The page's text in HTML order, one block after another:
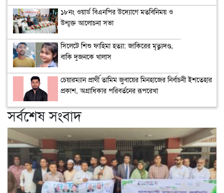
১৮নং ওয়ার্ড বিএনপির উদ্যোগে মতবিনিময় ও
উন্মুক্ত আলোচনা সভা
সিলেটে শিশু ফাহিমা হত্যা: জাকিরের মৃত্যুদণ্ড,
বাকি দুজনকে খালাস
চেয়ারম্যান প্রার্থী তামিম জুবায়ের মিনহাজের নির্বাচনী ইশতেহার
প্রকাশ, অগ্রাধিকার পরিবর্তনের রূপরেখা
সর্বশেষ সংবাদ